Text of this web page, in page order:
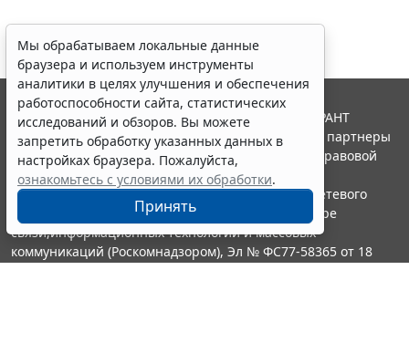
Мы обрабатываем локальные данные
браузера и используем инструменты
аналитики в целях улучшения и обеспечения
работоспособности сайта, статистических
исследований и обзоров. Вы можете
запретить обработку указанных данных в
настройках браузера. Пожалуйста,
ознакомьтесь с условиями их обработки.
Принять
© ООО "НПП "ГАРАНТ-СЕРВИС", 2026. Система ГАРАНТ
выпускается с 1990 года. Компания "Гарант" и ее партнеры
являются участниками Российской ассоциации правовой
информации ГАРАНТ.
Портал ГАРАНТ.РУ зарегистрирован в качестве сетевого
издания Федеральной службой по надзору в сфере
связи,информационных технологий и массовых
коммуникаций (Роскомнадзором), Эл № ФС77-58365 от 18